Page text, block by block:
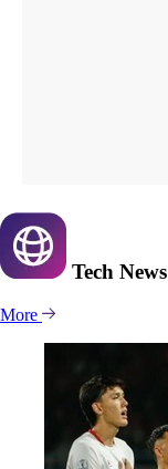
Tech News
More